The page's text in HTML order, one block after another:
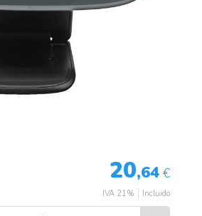
20,64 €
IVA 21% Incluido